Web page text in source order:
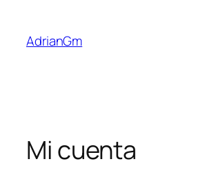
contenido
AdrianGm
Mi cuenta